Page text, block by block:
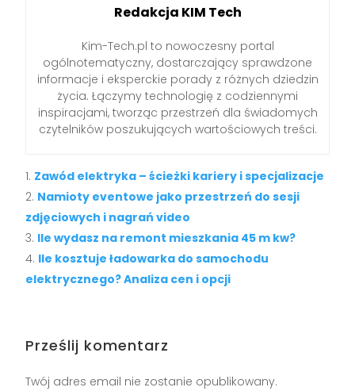
Redakcja KIM Tech
Kim-Tech.pl to nowoczesny portal
ogólnotematyczny, dostarczający sprawdzone
informacje i eksperckie porady z różnych dziedzin
życia. Łączymy technologię z codziennymi
inspiracjami, tworząc przestrzeń dla świadomych
czytelników poszukujących wartościowych treści.
Zawód elektryka – ścieżki kariery i specjalizacje
Namioty eventowe jako przestrzeń do sesji
zdjęciowych i nagrań video
Ile wydasz na remont mieszkania 45 m kw?
Ile kosztuje ładowarka do samochodu
elektrycznego? Analiza cen i opcji
Prześlij komentarz
Twój adres email nie zostanie opublikowany.